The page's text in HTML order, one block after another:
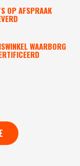
OP AFSPRAAK
WAARBORG